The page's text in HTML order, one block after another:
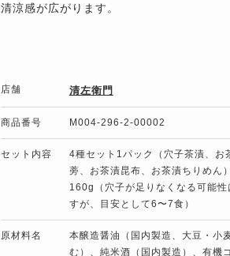
清涼感が広がります。
店舗 清左衛門
商品番号 M004-296-2-00002
セット内容
4種セット1パック（穴子茶漬、お
蒡、お茶漬昆布、お茶漬ちりめん
160g（穴子が足りなくなる可能性
すが、目安として6〜7食）
原材料名
本醸造醤油（国内製造、大豆・小
む）、純米酒（国内製造）、有機